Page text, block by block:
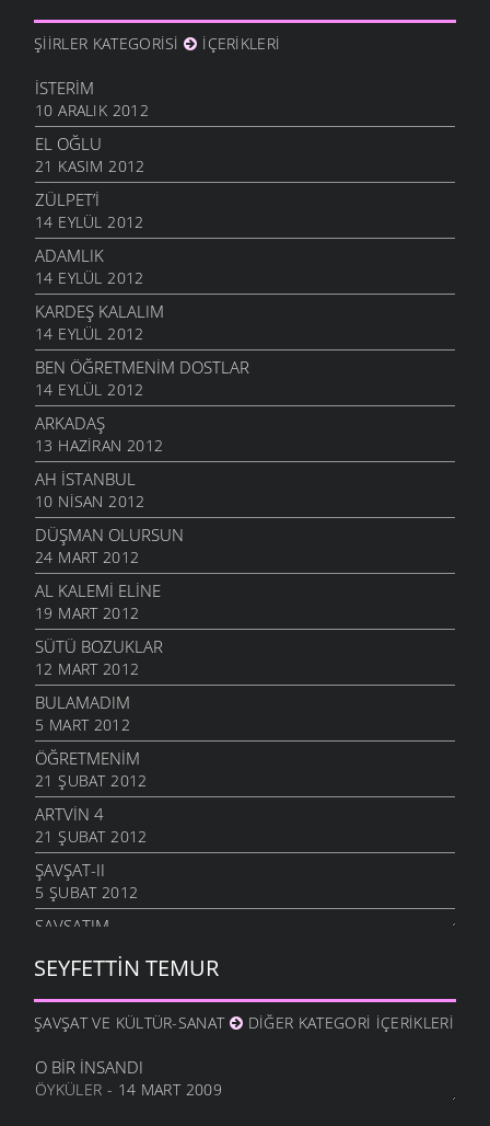
ŞIIRLER KATEGORISI İÇERIKLERI
İSTERIM
10 ARALIK 2012
EL OĞLU
21 KASIM 2012
ZÜLPET’I
14 EYLÜL 2012
ADAMLIK
14 EYLÜL 2012
KARDEŞ KALALIM
14 EYLÜL 2012
BEN ÖĞRETMENIM DOSTLAR
14 EYLÜL 2012
ARKADAŞ
13 HAZIRAN 2012
AH İSTANBUL
10 NISAN 2012
DÜŞMAN OLURSUN
24 MART 2012
AL KALEMI ELINE
19 MART 2012
SÜTÜ BOZUKLAR
12 MART 2012
BULAMADIM
5 MART 2012
ÖĞRETMENIM
21 ŞUBAT 2012
ARTVIN 4
21 ŞUBAT 2012
ŞAVŞAT-II
5 ŞUBAT 2012
ŞAVŞATIM
METINE
17 OCAK 2012
HALA OĞLU
31 ARALIK 2011
NE OLUR OĞUL
SEYFETTIN TEMUR
ŞAVŞAT VE KÜLTÜR-SANAT DIĞER KATEGORI İÇERIKLERI
O BIR İNSANDI
ÖYKÜLER - 14 MART 2009